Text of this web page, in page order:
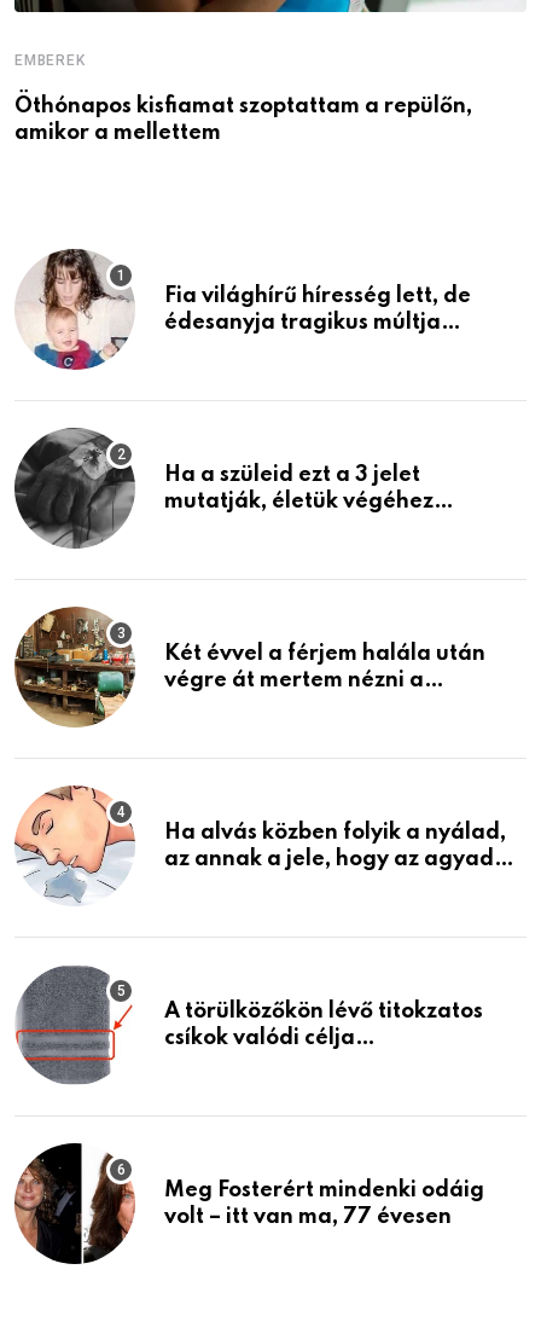
EMBEREK
Öthónapos kisfiamat szoptattam a repülőn,
amikor a mellettem
Fia világhírű híresség lett, de
édesanyja tragikus múltja
Ha a szüleid ezt a 3 jelet
mutatják, életük végéhez
Két évvel a férjem halála után
végre át mertem nézni a
életemet
Ha alvás közben folyik a nyálad,
az annak a jele, hogy az agyad…
A törülközőkön lévő titokzatos
csíkok valódi célja…
Meg Fosterért mindenki odáig
volt – itt van ma, 77 évesen